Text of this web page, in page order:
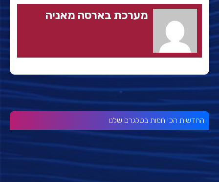
מערכת בארסה מאניה
החדשות הכי חמות בטלגרם שלנו